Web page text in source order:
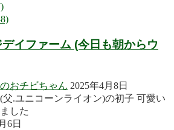
デイファーム (今日も朝からウ
おチビちゃん 2025年4月8日
.ユニコーンライオン)の初子 可愛い
した
6日